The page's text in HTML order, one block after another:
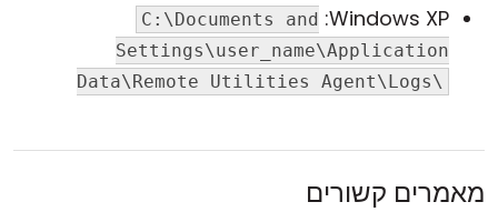
Windows XP:
C:\Documents and
Settings\user_name\Application
Data\Remote Utilities Agent\Logs\
מאמרים קשורים